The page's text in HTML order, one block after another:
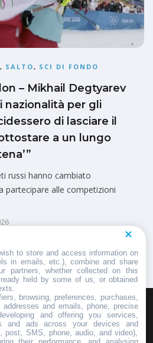
, SALTO, SCI DI FONDO
– Mikhail Degtyarev
nazionalità per gli
di lasciare il
a un lungo
russi hanno cambiato
partecipare alle competizioni
UN COMUNICATO STAMPA
to store and access information on
in emails, etc.), combine and share
partners, whether collected on this
held by some of us, or obtained
browsing, preferences, purchases,
and emails, phone, precise
and offering you services,
and ads across your devices and
post, SMS, phone, audio, and video),
their performance, and analysing